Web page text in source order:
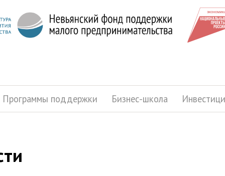
Программы поддержки Бизнес-школа